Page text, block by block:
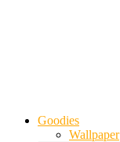
Goodies
Wallpaper